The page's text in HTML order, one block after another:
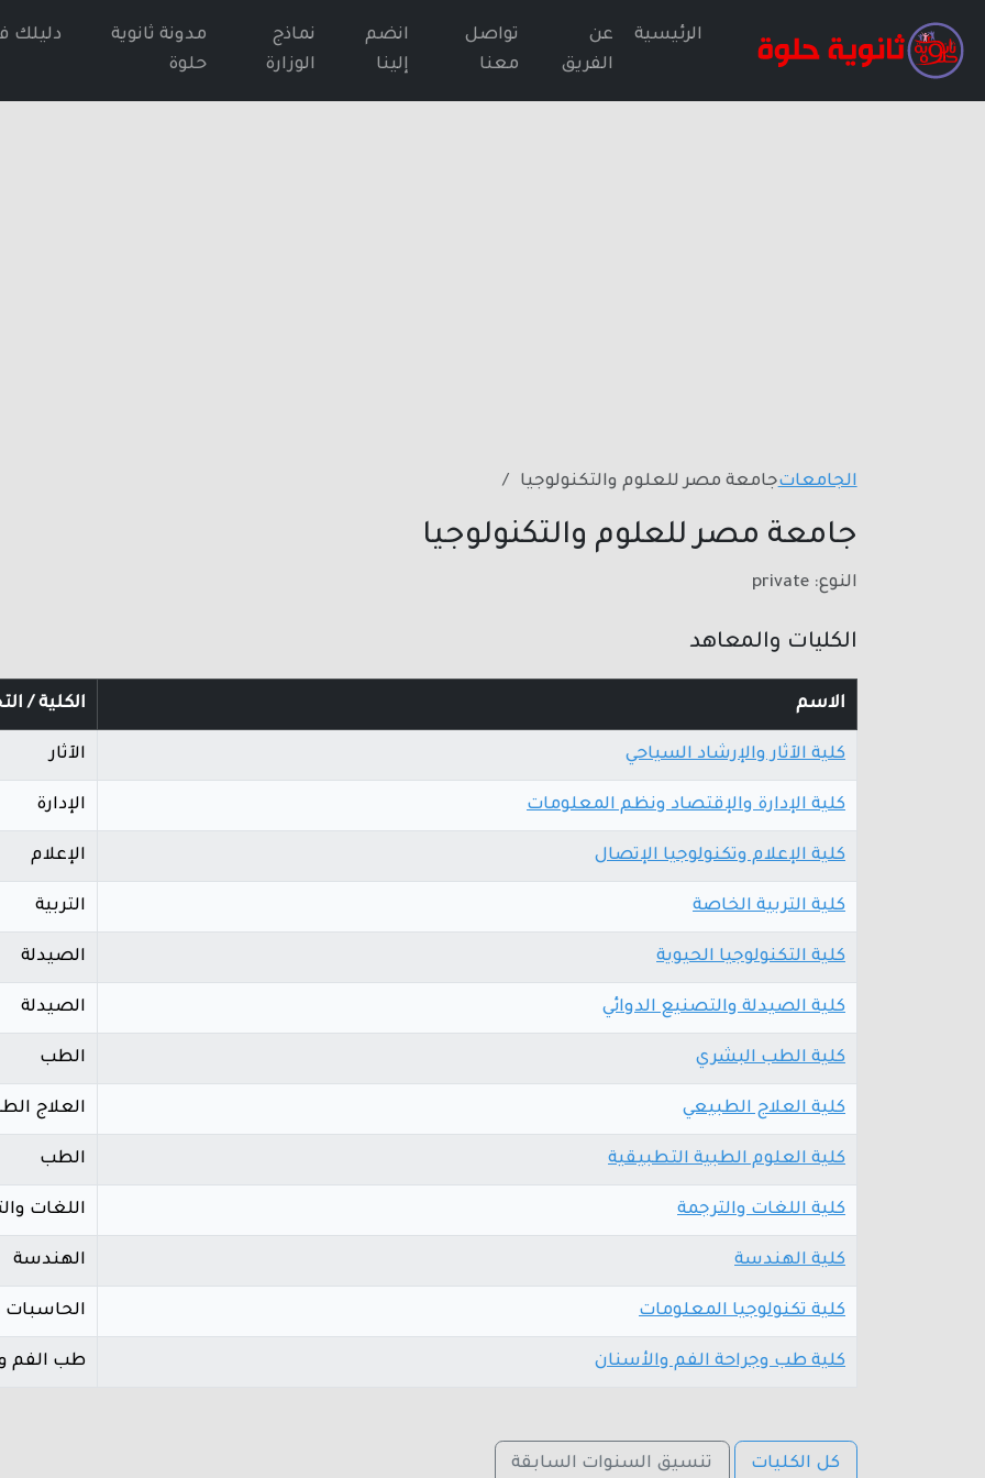
الرئيسية
عن
الفريق
تواصل
معنا
انضم
إلينا
نماذج
الوزارة
مدونة ثانوية
حلوة
دليلك
الجامعاتجامعة مصر للعلوم والتكنولوجيا
جامعة مصر للعلوم والتكنولوجيا
النوع: private
الكليات والمعاهد
الاسم الكلية /
كلية الآثار والإرشاد السياحي الآثار
كلية الإدارة والإقتصاد ونظم المعلومات الإدارة
كلية الإعلام وتكنولوجيا الإتصال الإعلام
كلية التربية الخاصة التربية
كلية التكنولوجيا الحيوية الصيدلة
كلية الصيدلة والتصنيع الدوائي الصيدلة
كلية الطب البشري الطب
كلية العلاج الطبيعي العلاج
كلية العلوم الطبية التطبيقية الطب
كلية اللغات والترجمة اللغات
كلية الهندسة الهندسة
كلية تكنولوجيا المعلومات الحاسبات
كلية طب وجراحة الفم والأسنان طب الفم
كل الكليات تنسيق السنوات السابقة